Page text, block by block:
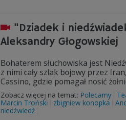
"Dziadek i
Aleksandry Głogowskiej
Bohaterem słuchowiska jest
z nimi cały szlak bojowy przez
Cassino, gdzie pomagał nosić
Zobacz więcej na temat: Polecamy
Marcin Troński
zbigniew konopka
niedźwiedź